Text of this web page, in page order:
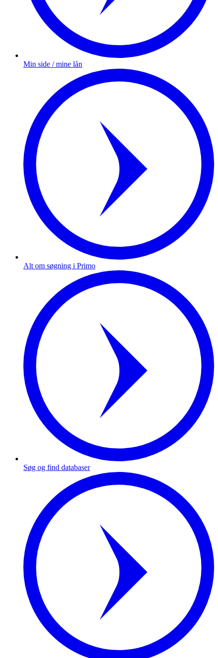
Min side / mine lån
Alt om søgning i Primo
Søg og find databaser